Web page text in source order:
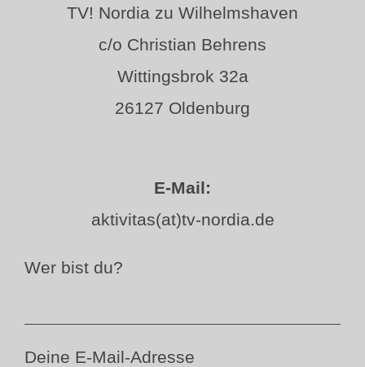
TV! Nordia zu Wilhelmshaven
c/o Christian Behrens
Wittingsbrok 32a
26127 Oldenburg
E-Mail:
aktivitas(at)tv-nordia.de
Wer bist du?
Deine E-Mail-Adresse